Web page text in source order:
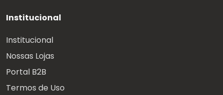
Institucional
Institucional
Nossas Lojas
Portal B2B
Termos de Uso